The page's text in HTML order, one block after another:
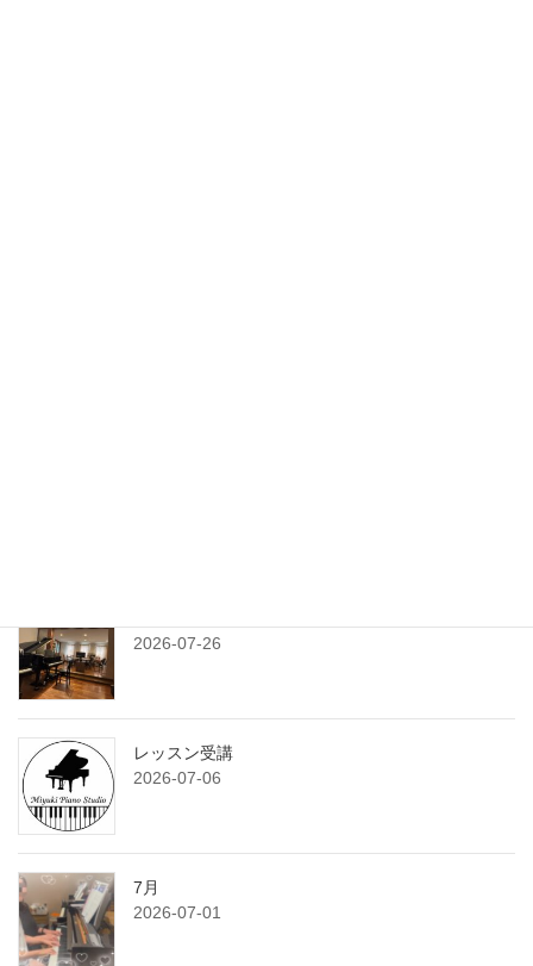
2026-07-26
レッスン受講
2026-07-06
7月
2026-07-01